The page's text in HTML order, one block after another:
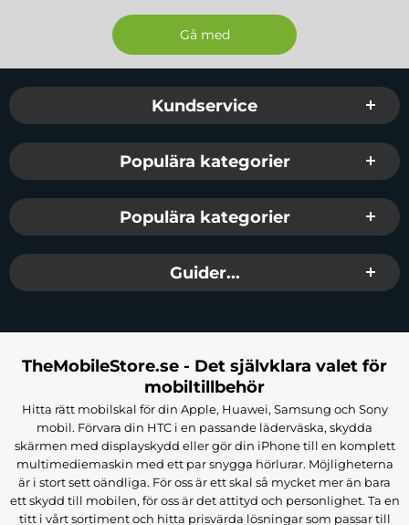
Sidfot Blandad info och länkar
Kundservice
Populära kategorier
Populära kategorier
Guider...
TheMobileStore.se - Det självklara valet för
mobiltillbehör
Hitta rätt mobilskal för din Apple, Huawei, Samsung och Sony
mobil. Förvara din HTC i en passande läderväska, skydda
skärmen med displayskydd eller gör din iPhone till en komplett
multimediemaskin med ett par snygga hörlurar. Möjligheterna
är i stort sett oändliga. För oss är ett skal så mycket mer än bara
ett skydd till mobilen, för oss är det attityd och personlighet. Ta en
titt i vårt sortiment och hitta prisvärda lösningar som passar till